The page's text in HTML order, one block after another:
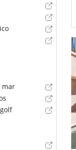
mar